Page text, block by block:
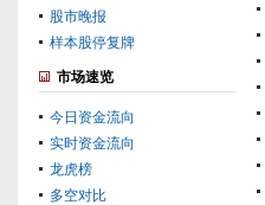
股市晚报
样本股停复牌
市场速览
今日资金流向
实时资金流向
龙虎榜
多空对比